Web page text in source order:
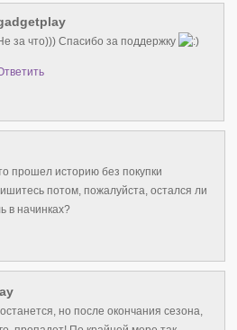
за что))) Спасибо за поддержку
прошел историю без покупки
потом, пожалуйста, остался ли
в начинках?
но после окончания сезона,